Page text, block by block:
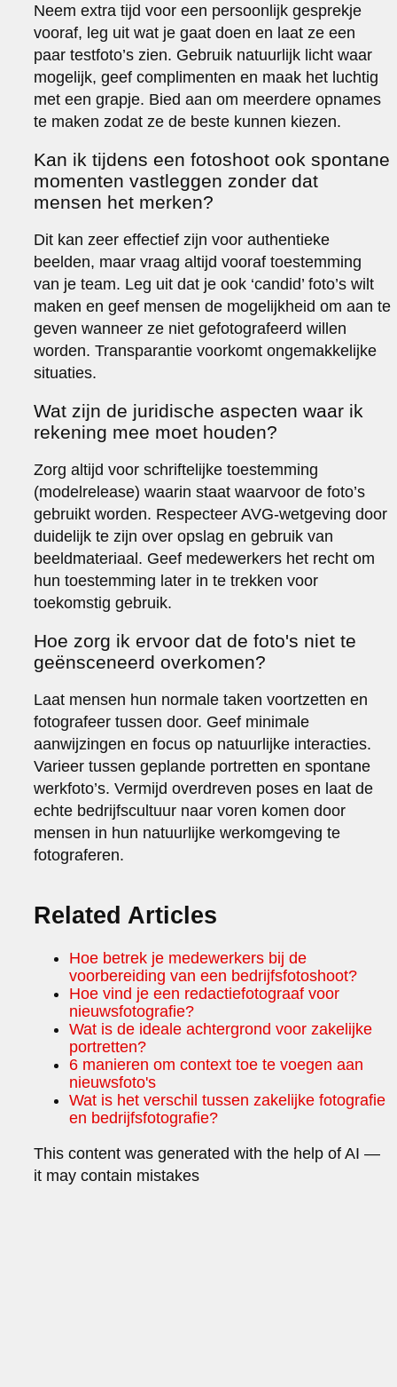
Neem extra tijd voor een persoonlijk gesprekje
vooraf, leg uit wat je gaat doen en laat ze een
paar testfoto’s zien. Gebruik natuurlijk licht waar
mogelijk, geef complimenten en maak het luchtig
met een grapje. Bied aan om meerdere opnames
te maken zodat ze de beste kunnen kiezen.
Kan ik tijdens een fotoshoot ook spontane
momenten vastleggen zonder dat
mensen het merken?
Dit kan zeer effectief zijn voor authentieke
beelden, maar vraag altijd vooraf toestemming
van je team. Leg uit dat je ook ‘candid’ foto’s wilt
maken en geef mensen de mogelijkheid om aan te
geven wanneer ze niet gefotografeerd willen
worden. Transparantie voorkomt ongemakkelijke
situaties.
Wat zijn de juridische aspecten waar ik
rekening mee moet houden?
Zorg altijd voor schriftelijke toestemming
(modelrelease) waarin staat waarvoor de foto’s
gebruikt worden. Respecteer AVG-wetgeving door
duidelijk te zijn over opslag en gebruik van
beeldmateriaal. Geef medewerkers het recht om
hun toestemming later in te trekken voor
toekomstig gebruik.
Hoe zorg ik ervoor dat de foto's niet te
geënsceneerd overkomen?
Laat mensen hun normale taken voortzetten en
fotografeer tussen door. Geef minimale
aanwijzingen en focus op natuurlijke interacties.
Varieer tussen geplande portretten en spontane
werkfoto’s. Vermijd overdreven poses en laat de
echte bedrijfscultuur naar voren komen door
mensen in hun natuurlijke werkomgeving te
fotograferen.
Related Articles
Hoe betrek je medewerkers bij de
voorbereiding van een bedrijfsfotoshoot?
Hoe vind je een redactiefotograaf voor
nieuwsfotografie?
Wat is de ideale achtergrond voor zakelijke
portretten?
6 manieren om context toe te voegen aan
nieuwsfoto's
Wat is het verschil tussen zakelijke fotografie
en bedrijfsfotografie?
This content was generated with the help of AI —
it may contain mistakes